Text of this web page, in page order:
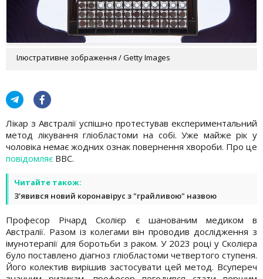
Ілюстративне зображення / Getty Images
Лікар з Австралії успішно протестував експериментальний
метод лікування гліобластоми на собі. Уже майже рік у
чоловіка немає жодних ознак повернення хвороби. Про це
повідомляє ВВС.
Читайте також:
З'явився новий коронавірус з "грайливою" назвою
Професор Річард Сколієр є шанованим медиком в
Австралії. Разом із колегами він проводив дослідження з
імунотерапії для боротьби з раком. У 2023 році у Сколієра
було поставлено діагноз гліобластоми четвертого ступеня.
Його колектив вирішив застосувати цей метод. Всупереч